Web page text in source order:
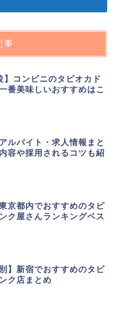
事
】コンビニのタピオカド
番美味しいおすすめはこ
ルバイト・求人情報まと
容や採用されるコツも紹
東京都内でおすすめのタピ
ク屋さんランキングベス
別】新宿でおすすめのタピ
ク店まとめ